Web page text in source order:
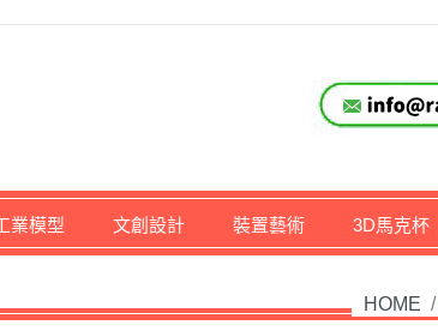
,文創,獎盃設計專家
業模型 文創設計 裝置藝術 3D馬克杯
HOME /